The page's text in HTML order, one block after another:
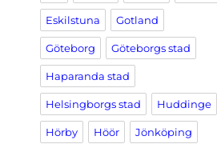
Eskilstuna Gotland
Göteborg Göteborgs stad
Haparanda stad
Helsingborgs stad Huddinge
Hörby Höör Jönköping